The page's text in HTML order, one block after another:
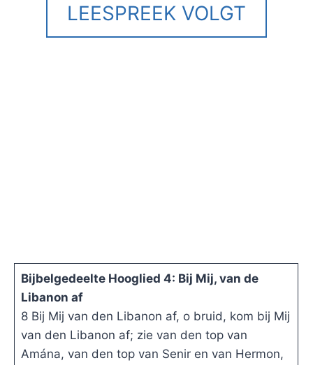
LEESPREEK VOLGT
Bijbelgedeelte Hooglied 4: Bij Mij, van de
Libanon af
8 Bij Mij van den Libanon af, o bruid, kom bij Mij
van den Libanon af; zie van den top van
Amána, van den top van Senir en van Hermon,